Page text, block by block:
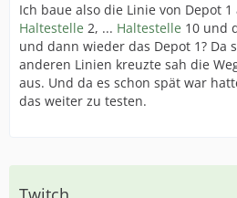
Ich baue also die Linie von Depot
Haltestelle 2, ... Haltestelle 10 und
und dann wieder das Depot 1? Da
anderen Linien kreuzte sah die
aus. Und da es schon spät war
das weiter zu testen.